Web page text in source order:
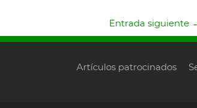
Entrada siguiente
Artículos patrocinados